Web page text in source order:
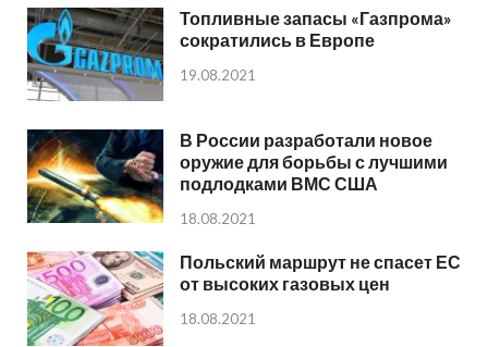
Топливные запасы «Газпрома»
сократились в Европе
19.08.2021
В России разработали новое
оружие для борьбы с лучшими
подлодками ВМС США
18.08.2021
Польский маршрут не спасет ЕС
от высоких газовых цен
18.08.2021